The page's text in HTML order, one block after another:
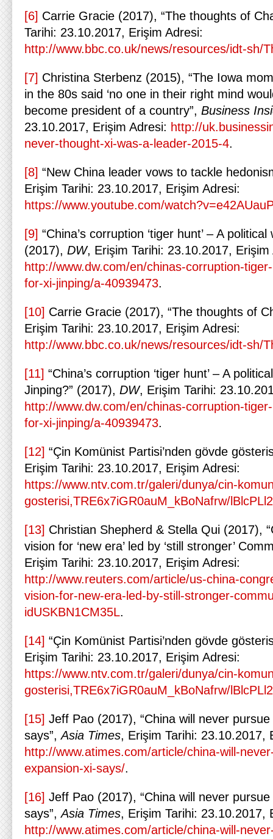
[6] Carrie Gracie (2017), “The thoughts of
Tarihi: 23.10.2017, Erişim Adresi:
http://www.bbc.co.uk/news/resources/idt-sh/
[7] Christina Sterbenz (2015), “The Iowa
in the 80s said ‘no one in their right mind
become president of a country”, Business
23.10.2017, Erişim Adresi: http://
never-thought-xi-was-a-leader-2015-4.
[8] “New China leader vows to tackle
Erişim Tarihi: 23.10.2017, Erişim Adresi:
https://www.youtube.com/
[9] “China’s corruption ‘tiger hunt’ – A
(2017), DW, Erişim Tarihi: 23.10.2017, Erişim
http://www.dw.com/en/chinas-corruption-
for-xi-jinping/a-40939473.
[10] Carrie Gracie (2017), “The thoughts of
Erişim Tarihi: 23.10.2017, Erişim Adresi:
http://www.bbc.co.uk/news/resources/idt-sh/
[11] “China’s corruption ‘tiger hunt’ – A
Jinping?” (2017), DW, Erişim Tarihi:
http://www.dw.com/en/chinas-corruption-
for-xi-jinping/a-40939473.
[12] “Çin Komünist Partisi’nden gövde
Erişim Tarihi: 23.10.2017, Erişim Adresi:
https://www.ntv.com.tr/galeri/dunya/cin-
gosterisi,TRE6x7iGR0auM_kBoNafrw/
[13] Christian Shepherd & Stella Qui (2017),
vision for ‘new era’ led by ‘still stronger’
Erişim Tarihi: 23.10.2017, Erişim Adresi:
http://www.reuters.com/article/us-china-
vision-for-new-era-led-by-still-stronger-
idUSKBN1CM35L.
[14] “Çin Komünist Partisi’nden gövde
Erişim Tarihi: 23.10.2017, Erişim Adresi:
https://www.ntv.com.tr/galeri/dunya/cin-
gosterisi,TRE6x7iGR0auM_kBoNafrw/
[15] Jeff Pao (2017), “China will never
says”,Asia Times, Erişim Tarihi: 23.10.2017,
http://www.atimes.com/article/china-will-
expansion-xi-says/.
[16] Jeff Pao (2017), “China will never
says”,Asia Times, Erişim Tarihi: 23.10.2017,
http://www.atimes.com/article/china-will-